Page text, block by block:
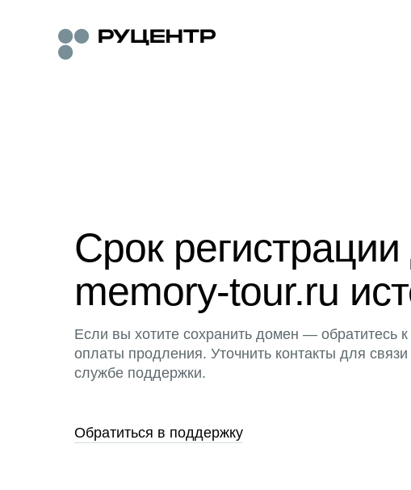
Срок
memory-tour.ru
Если вы хотите сохранить домен — обратитесь
оплаты продления. Уточнить контакты для
службе поддержки.
Обратиться в поддержку